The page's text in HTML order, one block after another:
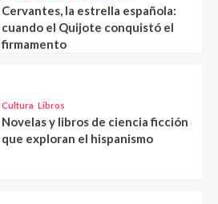
Cervantes, la estrella española:
cuando el Quijote conquistó el
firmamento
Cultura Libros
Novelas y libros de ciencia ficción
que exploran el hispanismo